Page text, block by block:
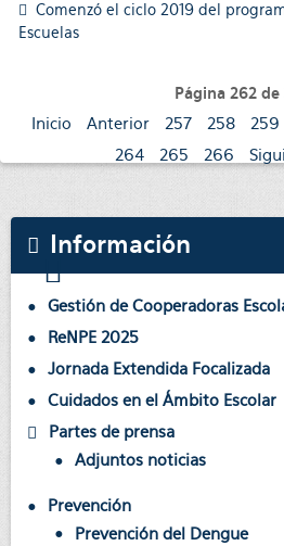
Comenzó el ciclo 2019 del
Escuelas
Página 262 de
Inicio Anterior 257 258 259
264
265 266
Información
Gestión de Cooperadoras
ReNPE 2025
Jornada Extendida Focalizada
Cuidados en el Ámbito Escolar
Partes de prensa
Adjuntos noticias
Prevención
Prevención del Dengue